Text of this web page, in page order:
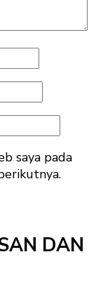
saya pada
DAN